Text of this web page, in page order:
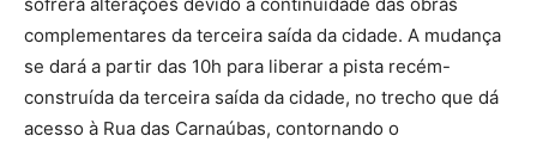
complementares da terceira saída da cidade. A mudança
se dará a partir das 10h para liberar a pista recém-
construída da terceira saída da cidade, no trecho que dá
acesso à Rua das Carnaúbas, contornando o